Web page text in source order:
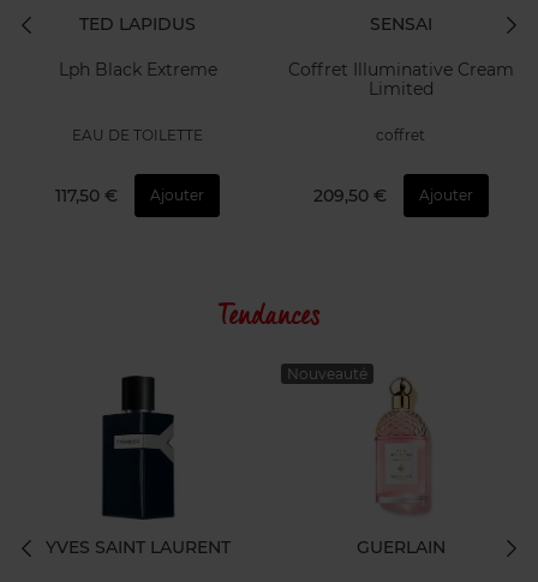
TED LAPIDUS
Lph Black Extreme
EAU DE TOILETTE
117,50 € Ajouter
SENSAI
Coffret Illuminative Cream
Limited
coffret
209,50 € Ajouter
Tendances
YVES SAINT LAURENT
Nouveauté
GUERLAIN